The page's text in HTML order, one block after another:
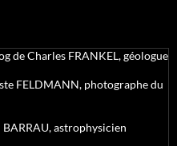
de Charles FRANKEL, géologue
FELDMANN, photographe du
astrophysicien